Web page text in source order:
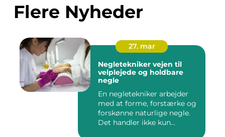
Flere Nyheder
27. mar
Negletekniker vejen til
velplejede og holdbare
negle
En negletekniker arbejder
med at forme, forstærke og
forskønne naturlige negle.
Det handler ikke kun...